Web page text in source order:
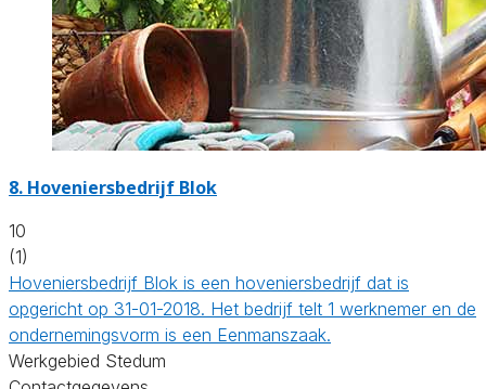
8. Hoveniersbedrijf Blok
10
(1)
Hoveniersbedrijf Blok is een hoveniersbedrijf dat is
opgericht op 31-01-2018. Het bedrijf telt 1 werknemer en de
ondernemingsvorm is een Eenmanszaak.
Werkgebied Stedum